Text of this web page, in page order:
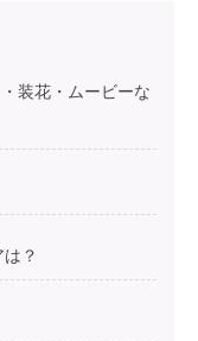
装花・ムービーな
？